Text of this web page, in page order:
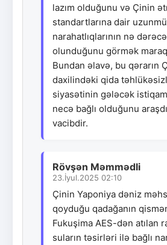
lazım olduğunu və Çinin
standartlarına dair
narahatlıqlarının nə
olunduğunu görmək
Bundan əlavə, bu qərarın
daxilindəki qida
siyasətinin gələcək
necə bağlı olduğunu
vacibdir.
Rövşən Məmmədli
23.İyul.2025 02:10
Çinin Yaponiya dəniz
qoyduğu qadağanın
Fukuşima AES-dən atılan
suların təsirləri ilə bağlı